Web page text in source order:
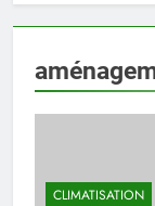
CLIMATISATION